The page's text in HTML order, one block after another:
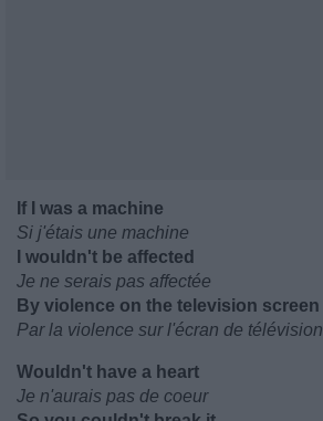
If I was a machine
Si j'étais une machine
I wouldn't be affected
Je ne serais pas affectée
By violence on the television screen
Par la violence sur l'écran de télévision
Wouldn't have a heart
Je n'aurais pas de coeur